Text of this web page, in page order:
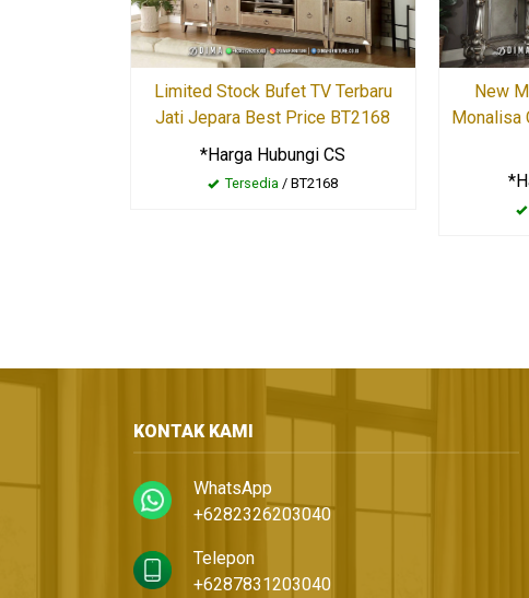
Limited Stock Bufet TV Terbaru
Jati Jepara Best Price BT2168
*Harga Hubungi CS
Tersedia / BT2168
New
Monalisa
KONTAK KAMI
WhatsApp
+6282326203040
Telepon
+6287831203040